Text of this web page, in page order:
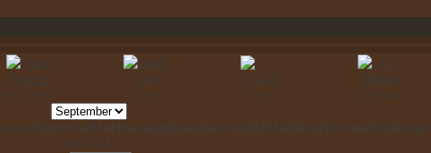
Suche
/www/htdocs/w014f18a/angelparadies-viedt2016/libraries/cms/html/
line
571